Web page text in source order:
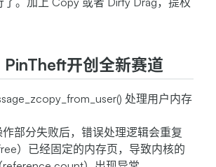
PinTheft开创全新赛道
处理用户内存
部分失败后，错误处理逻辑会重复
）已经固定的内存页，导致内核的